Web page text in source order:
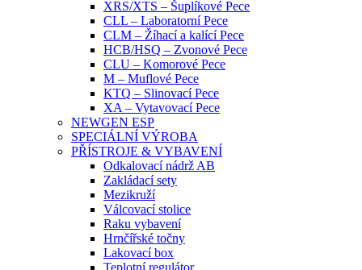
XRS/XTS – Šuplíkové Pece
CLL – Laboratorní Pece
CLM – Žíhací a kalící Pece
HCB/HSQ – Zvonové Pece
CLU – Komorové Pece
M – Muflové Pece
KTQ – Slinovací Pece
XA – Vytavovací Pece
NEWGEN ESP
SPECIÁLNÍ VÝROBA
PŘÍSTROJE & VYBAVENÍ
Odkalovací nádrž AB
Zakládací sety
Mezikruží
Válcovací stolice
Raku vybavení
Hrnčířské točny
Lakovací box
Teplotní regulátor